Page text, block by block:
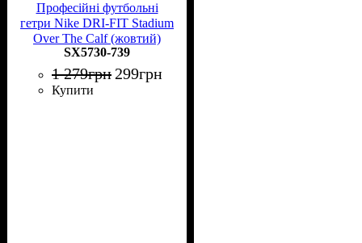
Професійні футбольні
гетри Nike DRI-FIT Stadium
Over The Calf (жовтий)
SX5730-739
1 279грн299грн
Купити